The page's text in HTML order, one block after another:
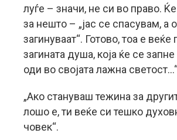
луѓе – значи, не си во право.
за нешто – „јас се спасувам, а
загинуваат“. Готово, тоа е веќе
загината душа, која ќе се
оди во својата лажна
„Ако стануваш тежина за
лошо е, ти веќе си тешко
човек“.